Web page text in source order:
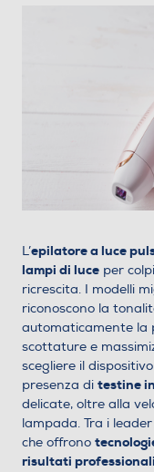
L’epilatore a luce
lampi di luce per
ricrescita. I modelli
riconoscono la
automaticamente la
scottature e
scegliere il
presenza ditestine
delicate, oltre alla
lampada. Tra i
che offrono
risultati professionali